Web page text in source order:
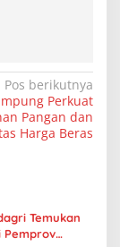
Pos berikutnya
Perkuat
Pangan dan
Harga Beras
Temukan
Pemprov